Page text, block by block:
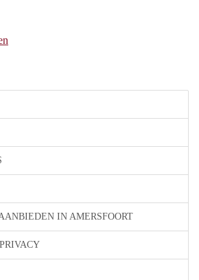
IN AMERSFOORT